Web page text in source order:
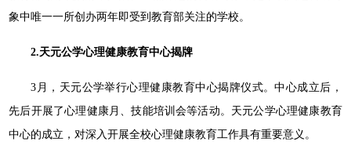
象中唯一一所创办两年即受到教育部关注的学校。
2.天元公学心理健康教育中心揭牌
3月，天元公学举行心理健康教育中心揭牌仪式。中心成立后，
先后开展了心理健康月、技能培训会等活动。天元公学心理健康教育
中心的成立，对深入开展全校心理健康教育工作具有重要意义。